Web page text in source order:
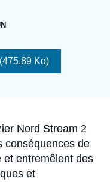
Orient
Ko)
Nord Stream 2
conséquences de
et entremêlent des
et